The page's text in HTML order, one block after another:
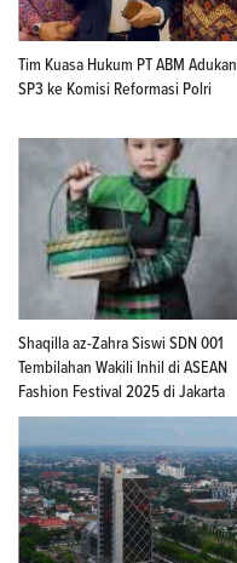
Tim Kuasa Hukum PT ABM Adukan
SP3 ke Komisi Reformasi Polri
Shaqilla az-Zahra Siswi SDN 001
Tembilahan Wakili Inhil di ASEAN
Fashion Festival 2025 di Jakarta